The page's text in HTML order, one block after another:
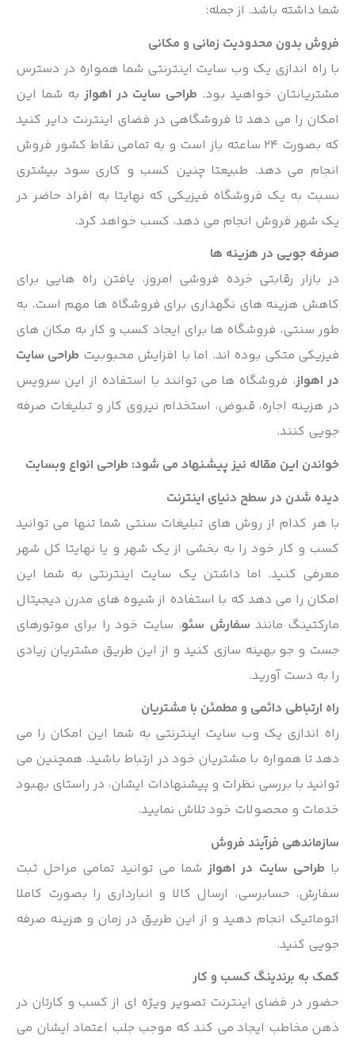
شما داشته باشد. از جمله:
فروش بدون محدودیت زمانی و مکانی
با راه اندازی یک وب سایت اینترنتی شما همواره در دسترس
مشتریانتان خواهید بود.طراحی سایت در اهوازبه شما این
امکان را می دهد تا فروشگاهی در فضای اینترنت دایر کنید
که بصورت 24 ساعته باز است و به تمامی نقاط کشور فروش
انجام می دهد. طبیعتا چنین کسب و کاری سود بیشتری
نسبت به یک فروشگاه فیزیکی که نهایتا به افراد حاضر در
یک شهر فروش انجام می دهد، کسب خواهد کرد.
صرفه جویی در هزینه ها
در بازار رقابتی خرده فروشی امروز، یافتن راه هایی برای
کاهش هزینه های نگهداری برای فروشگاه ها مهم است. به
طور سنتی، فروشگاه ها برای ایجاد کسب و کار به مکان های
فیزیکی متکی بوده اند. اما با افزایش محبوبیتطراحی سایت
در اهواز، فروشگاه ها می توانند با استفاده از این سرویس
در هزینه اجاره، قبوض، استخدام نیروی کار و تبلیغات صرفه
جویی کنند.
خواندن این مقاله نیز پیشنهاد می شود:طراحی انواع وبسایت
دیده شدن در سطح دنیای اینترنت
با هر کدام از روش های تبلیغات سنتی شما تنها می توانید
کسب و کار خود را به بخشی از یک شهر و یا نهایتا کل شهر
معرفی کنید. اما داشتن یک سایت اینترنتی به شما این
امکان را می دهد که با استفاده از شیوه های مدرن دیجیتال
مارکتینگ مانندسفارش سئو، سایت خود را برای موتورهای
جست و جو بهینه سازی کنید و از این طریق مشتریان زیادی
را به دست آورید.
راه ارتباطی دائمی و مطمئن با مشتریان
راه اندازی یک وب سایت اینترنتی به شما این امکان را می
دهد تا همواره با مشتریان خود در ارتباط باشید. همچنین می
توانید با بررسی نظرات و پیشنهادات ایشان، در راستای بهبود
خدمات و محصولات خود تلاش نمایید.
سازماندهی فرآیند فروش
باطراحی سایت در اهوازشما می توانید تمامی مراحل ثبت
سفارش، حسابرسی، ارسال کالا و انبارداری را بصورت کاملا
اتوماتیک انجام دهید و از این طریق در زمان و هزینه صرفه
جویی کنید.
کمک به برندینگ کسب و کار
حضور در فضای اینترنت تصویر ویژه ای از کسب و کارتان در
ذهن مخاطب ایجاد می کند که موجب جلب اعتماد ایشان می